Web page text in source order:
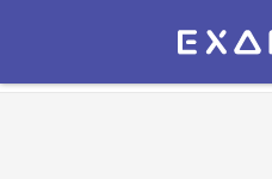
Экзамер — ЕГЭ 2027